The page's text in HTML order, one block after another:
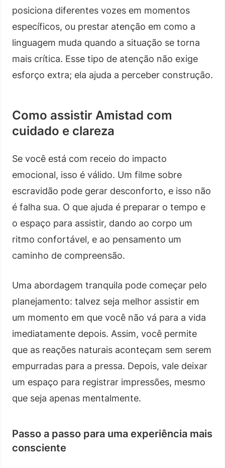
posiciona diferentes vozes em momentos
específicos, ou prestar atenção em como a
linguagem muda quando a situação se torna
mais crítica. Esse tipo de atenção não exige
esforço extra; ela ajuda a perceber construção.
Como assistir Amistad com
cuidado e clareza
Se você está com receio do impacto
emocional, isso é válido. Um filme sobre
escravidão pode gerar desconforto, e isso não
é falha sua. O que ajuda é preparar o tempo e
o espaço para assistir, dando ao corpo um
ritmo confortável, e ao pensamento um
caminho de compreensão.
Uma abordagem tranquila pode começar pelo
planejamento: talvez seja melhor assistir em
um momento em que você não vá para a vida
imediatamente depois. Assim, você permite
que as reações naturais aconteçam sem serem
empurradas para a pressa. Depois, vale deixar
um espaço para registrar impressões, mesmo
que seja apenas mentalmente.
Passo a passo para uma experiência mais
consciente